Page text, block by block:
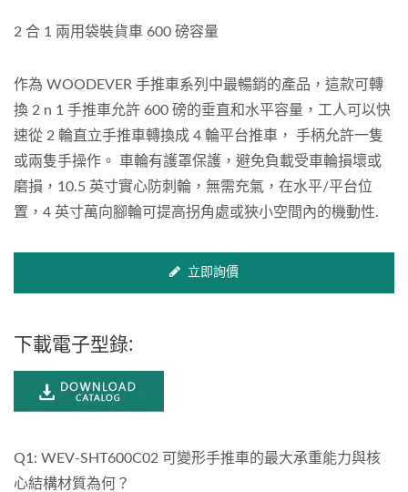
2 合 1 兩用袋裝貨車 600 磅容量
作為 WOODEVER 手推車系列中最暢銷的產品，這款可轉
換 2 n 1 手推車允許 600 磅的垂直和水平容量，工人可以快
速從 2 輪直立手推車轉換成 4 輪平台推車， 手柄允許一隻
或兩隻手操作。 車輪有護罩保護，避免負載受車輪損壞或
磨損，10.5 英寸實心防刺輪，無需充氣，在水平/平台位
置，4 英寸萬向腳輪可提高拐角處或狹小空間內的機動性.
立即詢價
下載電子型錄:
Q1: WEV-SHT600C02 可變形手推車的最大承重能力與核
心結構材質為何？